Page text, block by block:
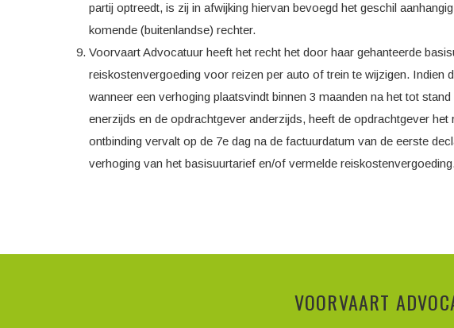
partij optreedt, is zij in afwijking hiervan bevoegd het geschil
komende (buitenlandse) rechter.
Voorvaart Advocatuur heeft het recht het door haar gehanteerde
reiskostenvergoeding voor reizen per auto of trein te wijzigen. Indien
wanneer een verhoging plaatsvindt binnen 3 maanden na het tot
enerzijds en de opdrachtgever anderzijds, heeft de opdrachtgever
ontbinding vervalt op de 7e dag na de factuurdatum van de eerste
verhoging van het basisuurtarief en/of vermelde reiskostenvergoeding.
VOORVAART